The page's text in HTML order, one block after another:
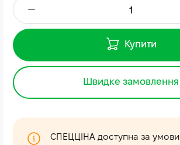
Купити
Швидке замовлення
СПЕЦЦІНА доступна за умови